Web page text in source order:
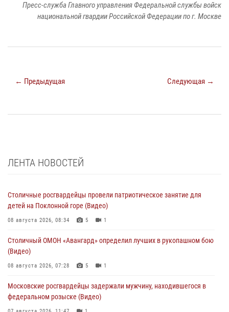
Пресс-служба Главного управления Федеральной службы войск
национальной гвардии Российской Федерации по г. Москве
← Предыдущая Следующая →
ЛЕНТА НОВОСТЕЙ
Столичные росгвардейцы провели патриотическое занятие для
детей на Поклонной горе (Видео)
08 августа 2026, 08:34 5 1
Столичный ОМОН «Авангард» определил лучших в рукопашном бою
(Видео)
08 августа 2026, 07:28 5 1
Московские росгвардейцы задержали мужчину, находившегося в
федеральном розыске (Видео)